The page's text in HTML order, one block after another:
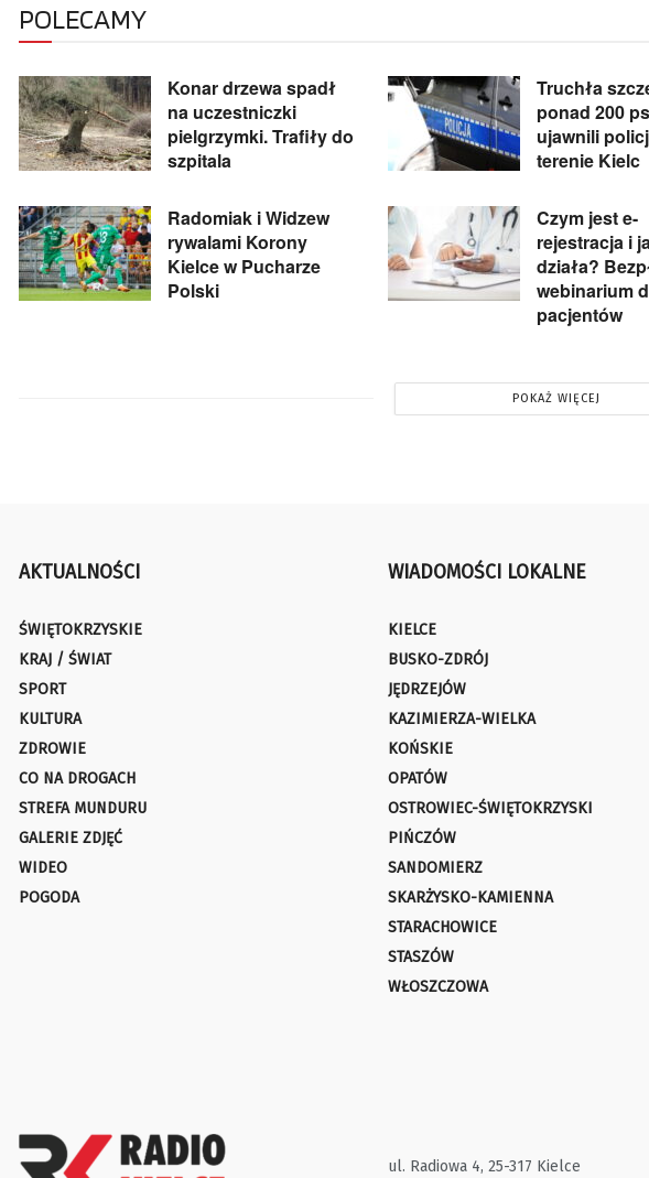
POLECAMY
Konar drzewa spadł
na uczestniczki
pielgrzymki. Trafiły do
szpitala
Truchła
ponad 200
ujawnili
terenie Kielc
Radomiak i Widzew
rywalami Korony
Kielce w Pucharze
Polski
Czym jest e-
rejestracja i
działa?
webinarium
pacjentów
POKAŻ WIĘCEJ
AKTUALNOŚCI
ŚWIĘTOKRZYSKIE
KRAJ / ŚWIAT
SPORT
KULTURA
ZDROWIE
CO NA DROGACH
STREFA MUNDURU
GALERIE ZDJĘĆ
WIDEO
POGODA
WIADOMOŚCI LOKALNE
KIELCE
BUSKO-ZDRÓJ
JĘDRZEJÓW
KAZIMIERZA-WIELKA
KOŃSKIE
OPATÓW
OSTROWIEC-ŚWIĘTOKRZYSKI
PIŃCZÓW
SANDOMIERZ
SKARŻYSKO-KAMIENNA
STARACHOWICE
STASZÓW
WŁOSZCZOWA
ul. Radiowa 4, 25-317 Kielce